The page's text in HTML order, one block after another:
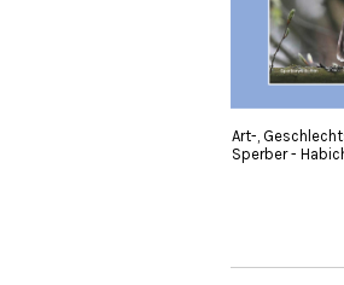
Art-,
Sperber -